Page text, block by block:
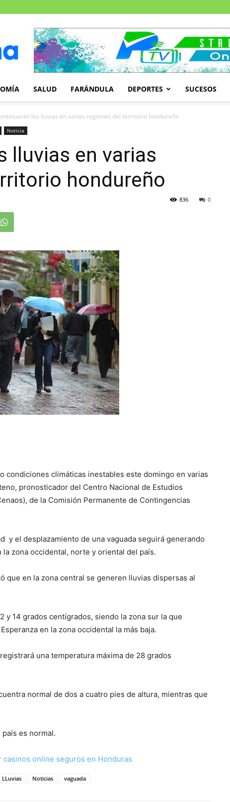
SALUD FARÁNDULA DEPORTES SUCESOS
las lluvias en varias regiones del territorio hondureño
Noticia
lluvias en varias
hondureño
0
836
condiciones climáticas inestables este domingo en varias
pronosticador del Centro Nacional de Estudios
de la Comisión Permanente de Contingencias
y el desplazamiento de una vaguada seguirá generando
zona occidental, norte y oriental del país.
que en la zona central se generen lluvias dispersas al
y 14 grados centígrados, siendo la zona sur la que
en la zona occidental la más baja.
una temperatura máxima de 28 grados
normal de dos a cuatro pies de altura, mientras que
es normal.
casinos online seguros en Honduras
LLuvias Noticias vaguada